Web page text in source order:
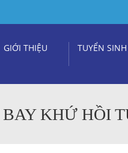
GIỚI THIỆU TUYỂN SINH
KHỨ HỒI